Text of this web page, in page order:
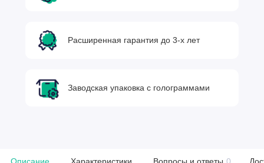
Расширенная гарантия до 3-х лет
Заводская упаковка с голограммами